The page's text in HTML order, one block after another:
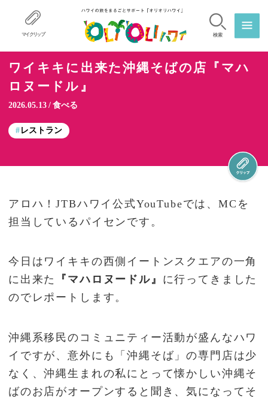
マイクリップ 検索
ワイキキに出来た沖縄そばの店『マハ
ロヌードル』
2026.05.13 食べる
レストラン
アロハ！JTBハワイ公式YouTubeでは、MCを
担当しているパイセンです。
今日はワイキキの西側イートンスクエアの一角
に出来た
『マハロヌードル』 に行ってきました
のでレポートします。
沖縄系移民のコミュニティー活動が盛んなハワ
イですが、意外にも「沖縄そば」の専門店は少
なく、沖縄生まれの私にとって懐かしい沖縄そ
ばのお店がオープンすると聞き、気になってそ